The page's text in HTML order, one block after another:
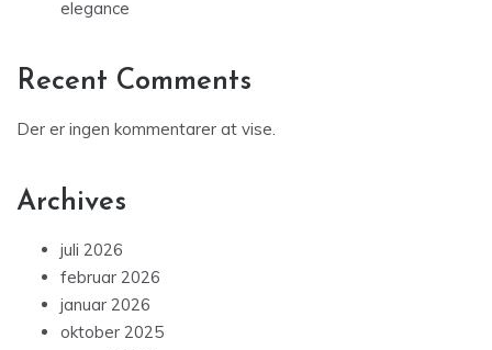
elegance
Recent Comments
Der er ingen kommentarer at vise.
Archives
juli 2026
februar 2026
januar 2026
oktober 2025